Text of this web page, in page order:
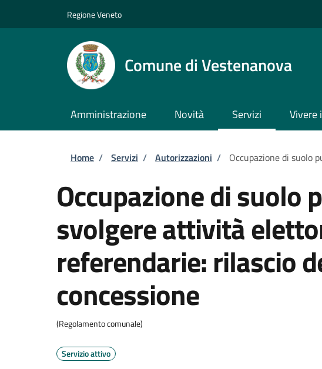
Regione Veneto
Comune di Vestenanova
Amministrazione Novità Servizi Vivere
Briciole di pane
Home / Servizi / Autorizzazioni / Occupazione di suolo
Occupazione di suolo
svolgere attività
referendarie: rilascio
concessione
(Regolamento comunale)
Servizio attivo